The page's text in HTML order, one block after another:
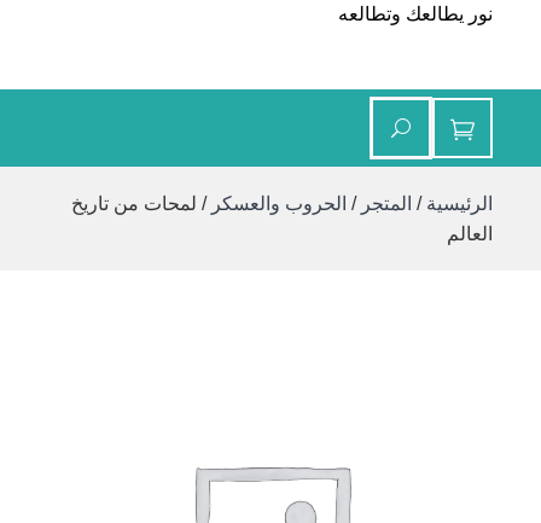
مشكاة
نور يطالعك وتطالعه
الرئيسية / المتجر / الحروب والعسكر / لمحات من تاريخ
العالم